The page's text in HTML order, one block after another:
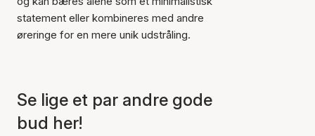
statement eller kombineres med andre
øreringe for en mere unik udstråling.
Se lige et par andre gode
bud her!